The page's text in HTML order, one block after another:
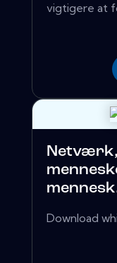
vigtigere at
Download